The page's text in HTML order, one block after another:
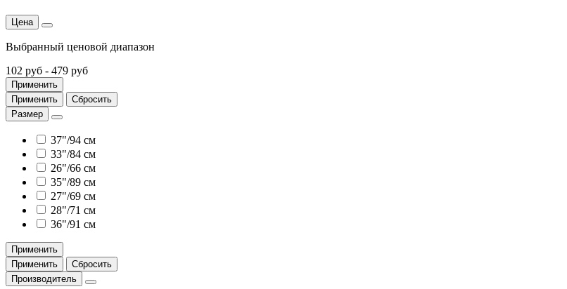
Цена
Выбранный ценовой диапазон
102 руб - 479 руб
Применить
Применить
Сбросить
Размер
37"/94 см
33"/84 см
26"/66 см
35"/89 см
27"/69 см
28"/71 см
36"/91 см
Применить
Применить
Сбросить
Производитель